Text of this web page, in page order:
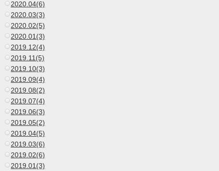
2020.04(6)
2020.03(3)
2020.02(5)
2020.01(3)
2019.12(4)
2019.11(5)
2019.10(3)
2019.09(4)
2019.08(2)
2019.07(4)
2019.06(3)
2019.05(2)
2019.04(5)
2019.03(6)
2019.02(6)
2019.01(3)